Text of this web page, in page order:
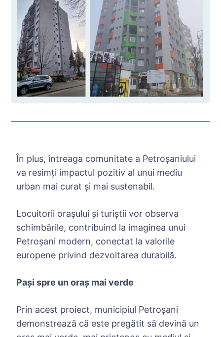
În plus, întreaga comunitate a Petroșaniului
va resimți impactul pozitiv al unui mediu
urban mai curat și mai sustenabil.
Locuitorii orașului și turiștii vor observa
schimbările, contribuind la imaginea unui
Petroșani modern, conectat la valorile
europene privind dezvoltarea durabilă.
Pași spre un oraș mai verde
Prin acest proiect, municipiul Petroșani
demonstrează că este pregătit să devină un